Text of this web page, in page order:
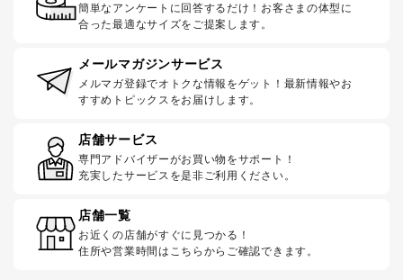
簡単なアンケートに回答するだけ！お客さまの体型に
合った最適なサイズをご提案します。
メールマガジンサービス
メルマガ登録でオトクな情報をゲット！最新情報やお
すすめトピックスをお届けします。
店舗サービス
専門アドバイザーがお買い物をサポート！
充実したサービスを是非ご利用ください。
店舗一覧
お近くの店舗がすぐに見つかる！
住所や営業時間はこちらからご確認できます。